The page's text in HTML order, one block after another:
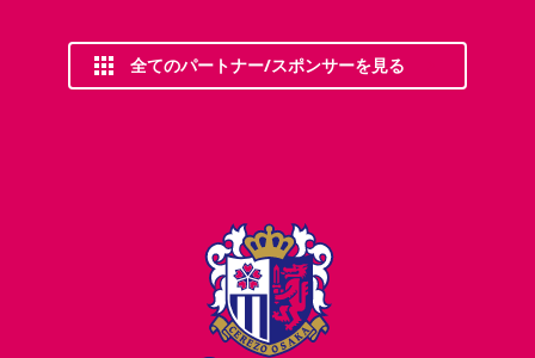
全てのパートナー/スポンサーを見る